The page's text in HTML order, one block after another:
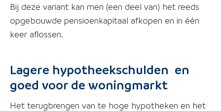
Bij deze variant kan men (een deel van) het reeds
opgebouwde pensioenkapitaal afkopen en in één
keer aflossen.
Lagere hypotheekschulden en
goed voor de woningmarkt
Het terugbrengen van te hoge hypotheken en het